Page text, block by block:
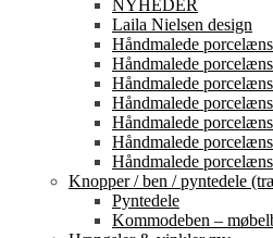
NYHEDER
Laila Nielsen design
Håndmalede
Håndmalede
Håndmalede
Håndmalede
Håndmalede
Håndmalede
Håndmalede
Knopper / ben / pyntedele
Pyntedele
Kommodeben –